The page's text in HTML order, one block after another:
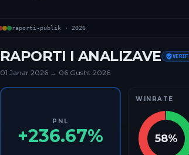
raporti-publik · 2026
RAPORTI I ANALIZAVE
01 Janar 2026 → 06 Gusht 2026
PNL
+236.67%
WINRATE
58%